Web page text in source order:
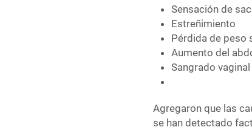
Sensación de
Estreñimiento
Pérdida de peso
Aumento del
Sangrado
Agregaron que las
se han detectado